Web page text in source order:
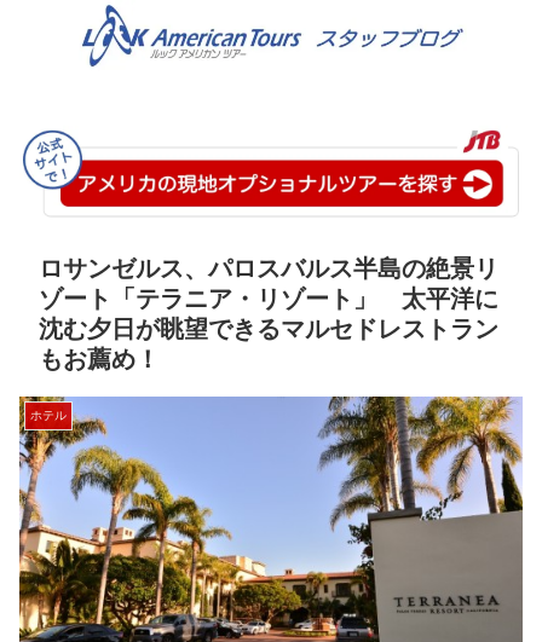
ロサンゼルス、パロスバルス半島の絶景リ
ゾート「テラニア・リゾート」 太平洋に
沈む夕日が眺望できるマルセドレストラン
もお薦め！
ホテル